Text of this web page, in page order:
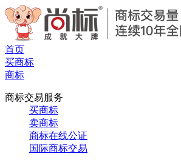
首页
买商标
商标
商标交易服务
买商标
卖商标
商标在线公证
国际商标交易